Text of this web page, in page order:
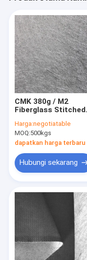
CMK 380g / M2
Fiberglass Stitched
Untuk Tangki
Penyimpanan
Harga:negotiatable
MOQ:500kgs
dapatkan harga terbaru
Hubungi sekarang